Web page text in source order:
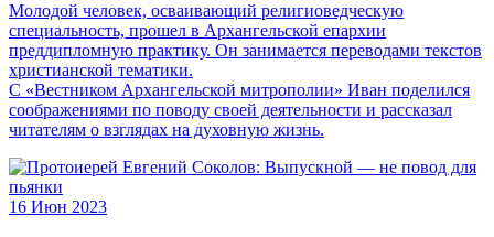
Молодой человек, осваивающий религиоведческую
специальность, прошел в Архангельской епархии
преддипломную практику. Он занимается переводами текстов
христианской тематики.
С «Вестником Архангельской митрополии» Иван поделился
соображениями по поводу своей деятельности и рассказал
читателям о взглядах на духовную жизнь.
16 Июн 2023